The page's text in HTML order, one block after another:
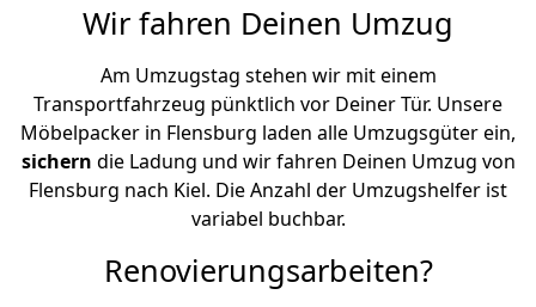
Wir fahren Deinen Umzug
Am Umzugstag stehen wir mit einem
Transportfahrzeug pünktlich vor Deiner Tür. Unsere
Möbelpacker in Flensburg laden alle Umzugsgüter ein,
sichern die Ladung und wir fahren Deinen Umzug von
Flensburg nach Kiel. Die Anzahl der Umzugshelfer ist
variabel buchbar.
Renovierungsarbeiten?